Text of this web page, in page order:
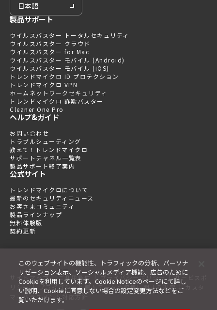
日本語
製品サポート
ウイルスバスター トータルセキュリティ
ウイルスバスター クラウド
ウイルスバスター for Mac
ウイルスバスター モバイル (Android)
ウイルスバスター モバイル (iOS)
トレンドマイクロ ID プロテクション
トレンドマイクロ VPN
ホームネットワークセキュリティ
トレンドマイクロ 詐欺バスター
Cleaner One Pro
ヘルプ&ガイド
お問い合わせ
トラブルシューティング
教えて！トレンドマイクロ
サポートチャネル一覧表
製品サポート終了案内
公式サイト
トレンドマイクロについて
最新のセキュリティニュース
お客さまコミュニティ
製品ラインナップ
無料体験版
契約更新
サイトマップ | ご利用条件 プライバシーポリシー | サービスポ
リシー | プライバシーと個人データの収集に関する規定 |
マーハラスメント対応方針
このウェブサイトの機能性、トラフィックの分析、パーソナ
リゼーション表示、ソーシャルメディア機能、広告のために
Cookieを利用しています。Cookie Noticeのページにて詳し
い説明、Cookieに同意しない場合の設定変更方法などをご
覧いただけます。